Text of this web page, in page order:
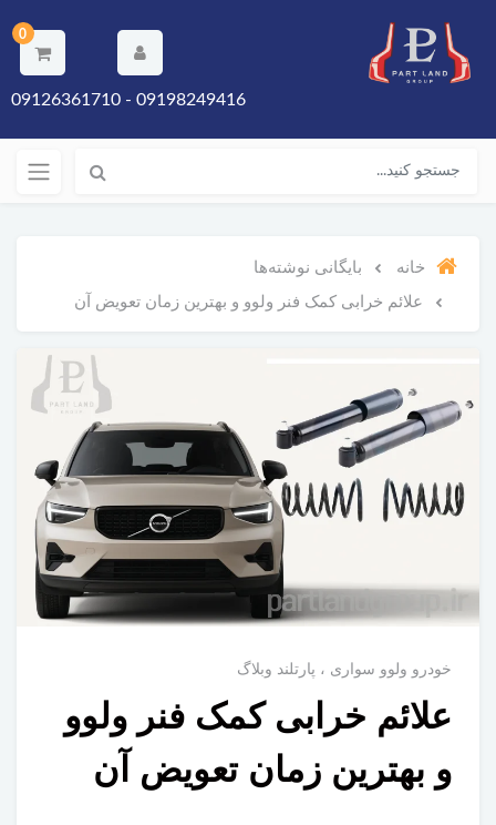
0
09198249416 - 09126361710
خانه بایگانی نوشته‌ها
علائم خرابی کمک فنر ولوو و بهترین زمان تعویض آن
خودرو ولوو سواری پارتلند وبلاگ
علائم خرابی کمک فنر ولوو
و بهترین زمان تعویض آن